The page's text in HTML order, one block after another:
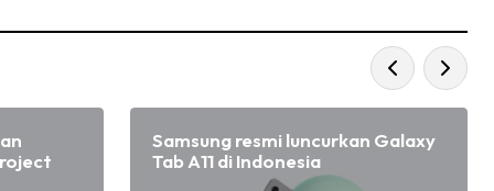
Samsung resmi luncurkan Galaxy
Tab A11 di Indonesia